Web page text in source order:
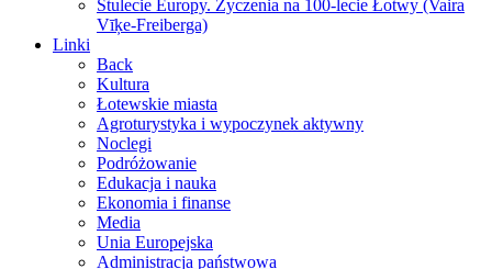
Stulecie Europy. Życzenia na 100-lecie Łotwy (Vaira
Vīķe-Freiberga)
Linki
Back
Kultura
Łotewskie miasta
Agroturystyka i wypoczynek aktywny
Noclegi
Podróżowanie
Edukacja i nauka
Ekonomia i finanse
Media
Unia Europejska
Administracja państwowa